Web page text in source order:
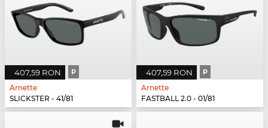
407,59 RON P
Arnette
SLICKSTER - 41/81
407,59 RON P
Arnette
FASTBALL 2.0 - 01/81